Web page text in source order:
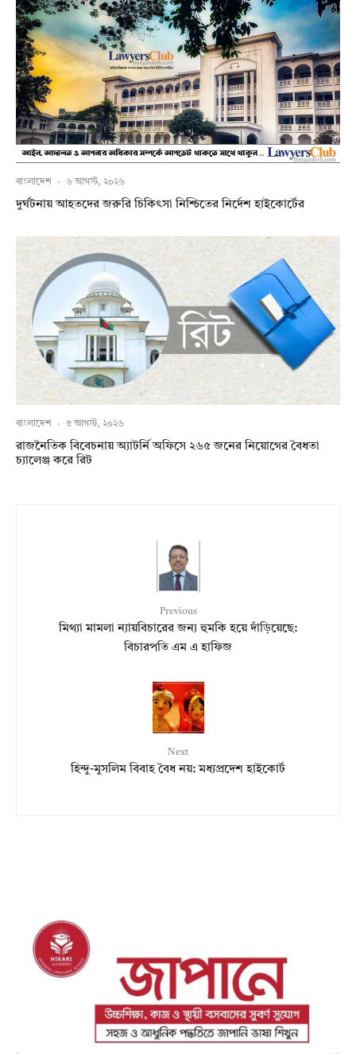
বাংলাদেশ · ৬ আগস্ট, ২০২৬
দুর্ঘটনায় আহতদের জরুরি চিকিৎসা নিশ্চিতের নির্দেশ হাইকোর্টের
বাংলাদেশ · ৫ আগস্ট, ২০২৬
রাজনৈতিক বিবেচনায় অ‍্যাটর্নি অফিসে ২৬৫ জনের নিয়োগের বৈধতা
চ্যালেঞ্জ করে রিট
Previous
মিথ্যা মামলা ন্যায়বিচারের জন্য হুমকি হয়ে দাঁড়িয়েছে:
বিচারপতি এম এ হাফিজ
Next
হিন্দু-মুসলিম বিবাহ বৈধ নয়: মধ্যপ্রদেশ হাইকোর্ট